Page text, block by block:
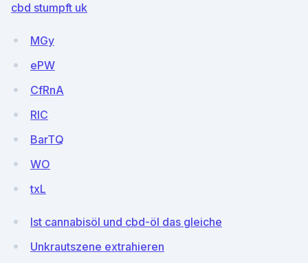
cbd stumpft uk
MGy
ePW
CfRnA
RlC
BarTQ
WO
txL
Ist cannabisöl und cbd-öl das gleiche
Unkrautszene extrahieren